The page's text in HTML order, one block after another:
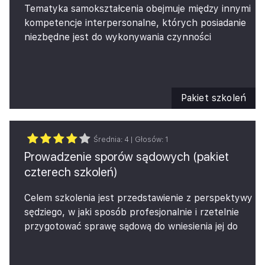
systemów i usług dostarczanych przez ich
dostawców.
Dzięki naszemu szkoleniu będą mogli Państwo
zarówno nauczyć się, jak poprawnie przeprowadzić
poszczególne aspekty analizowanej dokumentacji.
Tematyka samokształcenia obejmuje między innymi
kompetencje interpersonalne, których posiadanie
niezbędne jest do wykonywania czynności
negocjacyjnych, który obejmuje 8 godzin
samokształcenia.
Pakiet szkoleń
Średnia: 4 | Głosów: 1
Prowadzenie sporów sądowych (pakiet
czterech szkoleń)
Celem szkolenia jest przedstawienie z perspektywy
sędziego, w jaki sposób profesjonalnie i rzetelnie
przygotować sprawę sądową do wniesienia jej do